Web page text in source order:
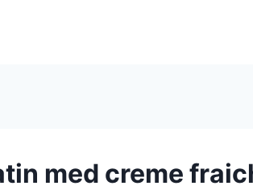
med creme